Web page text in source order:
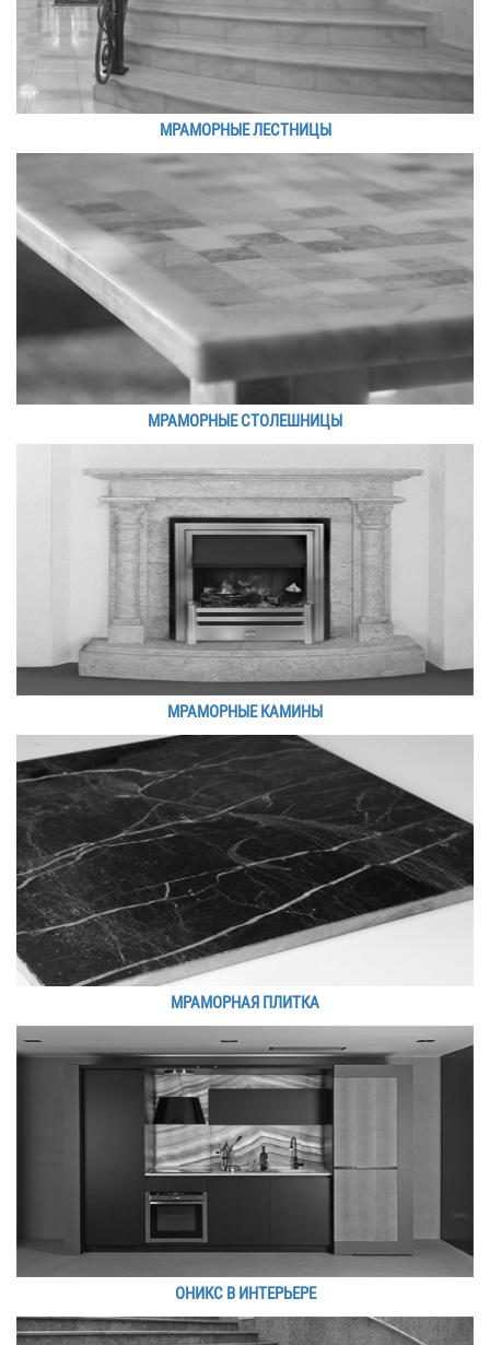
МРАМОРНЫЕ ЛЕСТНИЦЫ
МРАМОРНЫЕ СТОЛЕШНИЦЫ
МРАМОРНЫЕ КАМИНЫ
МРАМОРНАЯ ПЛИТКА
ОНИКС В ИНТЕРЬЕРЕ